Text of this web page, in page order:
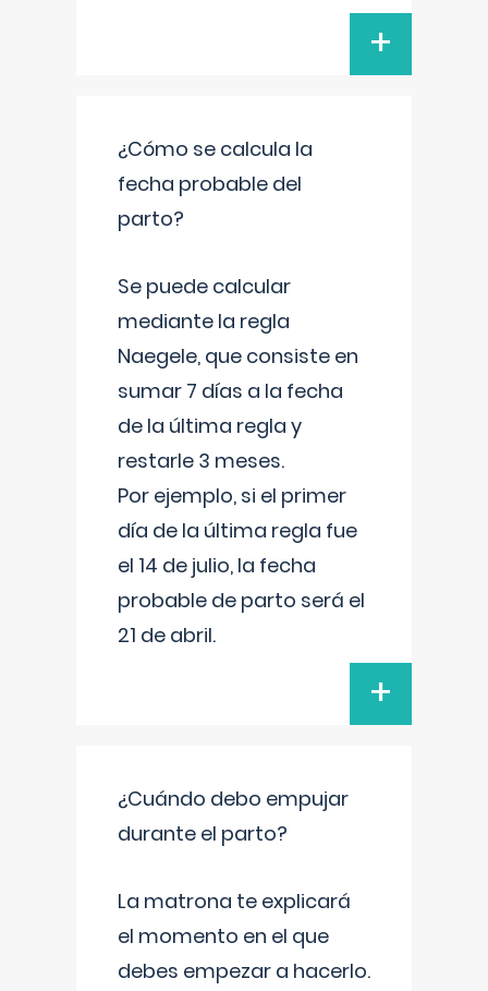
+
¿Cómo se calcula la
fecha probable del
parto?
Se puede calcular
mediante la regla
Naegele, que consiste en
sumar 7 días a la fecha
de la última regla y
restarle 3 meses.
Por ejemplo, si el primer
día de la última regla fue
el 14 de julio, la fecha
probable de parto será el
21 de abril.
+
¿Cuándo debo empujar
durante el parto?
La matrona te explicará
el momento en el que
debes empezar a hacerlo.